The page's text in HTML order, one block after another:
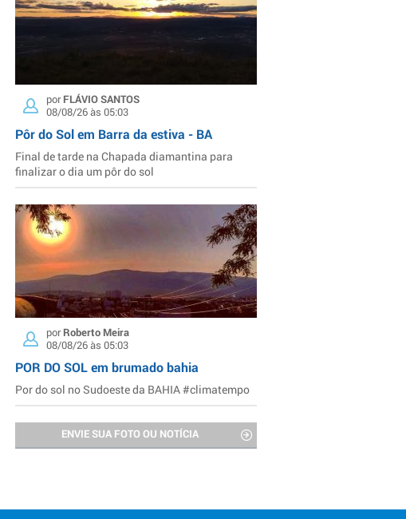
porFLÁVIO SANTOS
08/08/26 às 05:03
Pôr do Sol em Barra da estiva - BA
Final de tarde na Chapada diamantina para
finalizar o dia um pôr do sol
porRoberto Meira
08/08/26 às 05:03
POR DO SOL em brumado bahia
Por do sol no Sudoeste da BAHIA #climatempo
ENVIE SUA FOTO OU NOTÍCIA